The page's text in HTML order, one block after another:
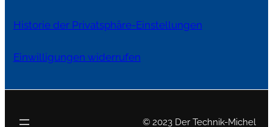
Historie der Privatsphäre-Einstellungen
Einwilligungen widerrufen
© 2023 Der Technik-Michel